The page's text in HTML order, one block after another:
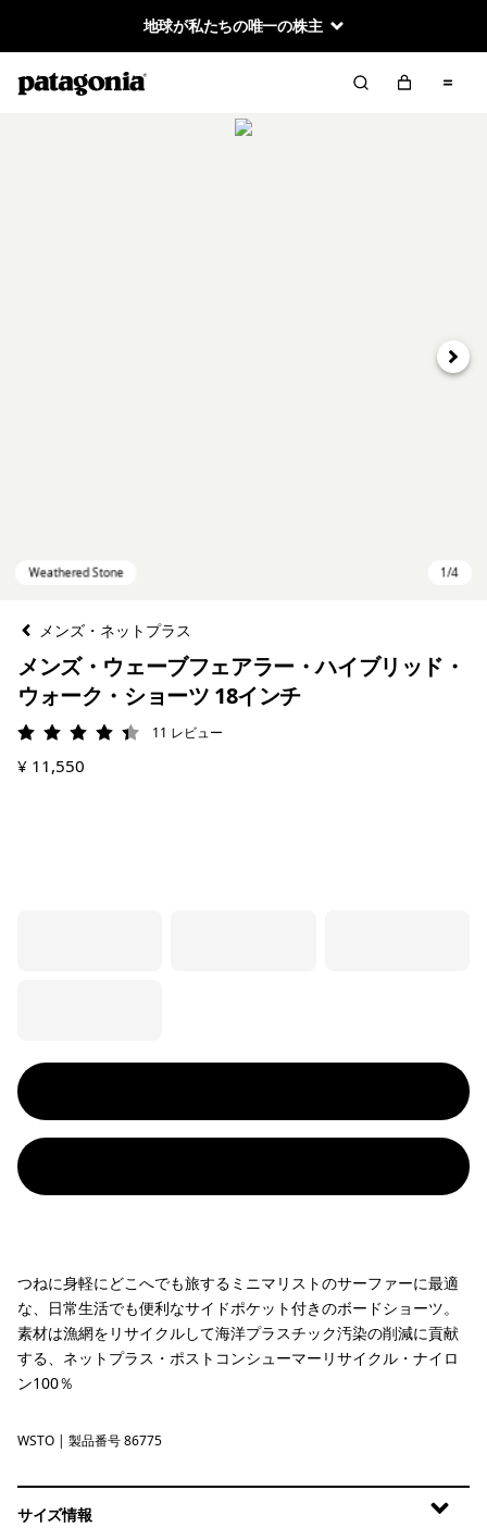
地球が私たちの唯一の株主
次へ
メンズ・ネットプラス
メンズ・ウェーブフェアラー・ハイブリッド・
ウォーク・ショーツ 18インチ
評価: 4.4 / 5
11 レビュー
¥ 11,550
つねに身軽にどこへでも旅するミニマリストのサーファーに最適
な、日常生活でも便利なサイドポケット付きのボードショーツ。
素材は漁網をリサイクルして海洋プラスチック汚染の削減に貢献
する、ネットプラス・ポストコンシューマーリサイクル・ナイロ
ン100％
Weathered Stone
WSTO | 製品番号 86775
サイズ情報